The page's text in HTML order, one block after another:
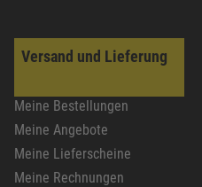
Versand und Lieferung
Meine Bestellungen
Meine Angebote
Meine Lieferscheine
Meine Rechnungen